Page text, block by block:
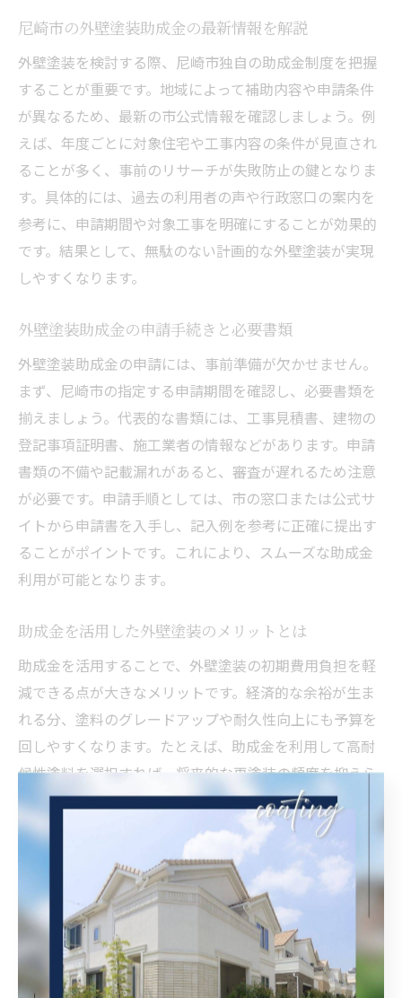
尼崎市の外壁塗装助成金の最新情報を解説
外壁塗装を検討する際、尼崎市独自の助成金制度を把握
することが重要です。地域によって補助内容や申請条件
が異なるため、最新の市公式情報を確認しましょう。例
えば、年度ごとに対象住宅や工事内容の条件が見直され
ることが多く、事前のリサーチが失敗防止の鍵となりま
す。具体的には、過去の利用者の声や行政窓口の案内を
参考に、申請期間や対象工事を明確にすることが効果的
です。結果として、無駄のない計画的な外壁塗装が実現
しやすくなります。
外壁塗装助成金の申請手続きと必要書類
外壁塗装助成金の申請には、事前準備が欠かせません。
まず、尼崎市の指定する申請期間を確認し、必要書類を
揃えましょう。代表的な書類には、工事見積書、建物の
登記事項証明書、施工業者の情報などがあります。申請
書類の不備や記載漏れがあると、審査が遅れるため注意
が必要です。申請手順としては、市の窓口または公式サ
イトから申請書を入手し、記入例を参考に正確に提出す
ることがポイントです。これにより、スムーズな助成金
利用が可能となります。
助成金を活用した外壁塗装のメリットとは
助成金を活用することで、外壁塗装の初期費用負担を軽
減できる点が大きなメリットです。経済的な余裕が生ま
れる分、塗料のグレードアップや耐久性向上にも予算を
回しやすくなります。たとえば、助成金を利用して高耐
候性塗料を選択すれば、将来的な再塗装の頻度を抑えら
れ、住宅の資産価値維持にもつながります。結果とし
て、費用対効果の高いメンテナンスが可能となり、長期
的な安心を得られるでしょう。
外壁塗装で受けられる補助制度のポイント
外壁塗装に関する補助制度は、対象となる工事内容や住
宅の条件、施工業者の登録状況など細かい基準が設けら
れています。代表的なポイントは、地域密着型の施工業